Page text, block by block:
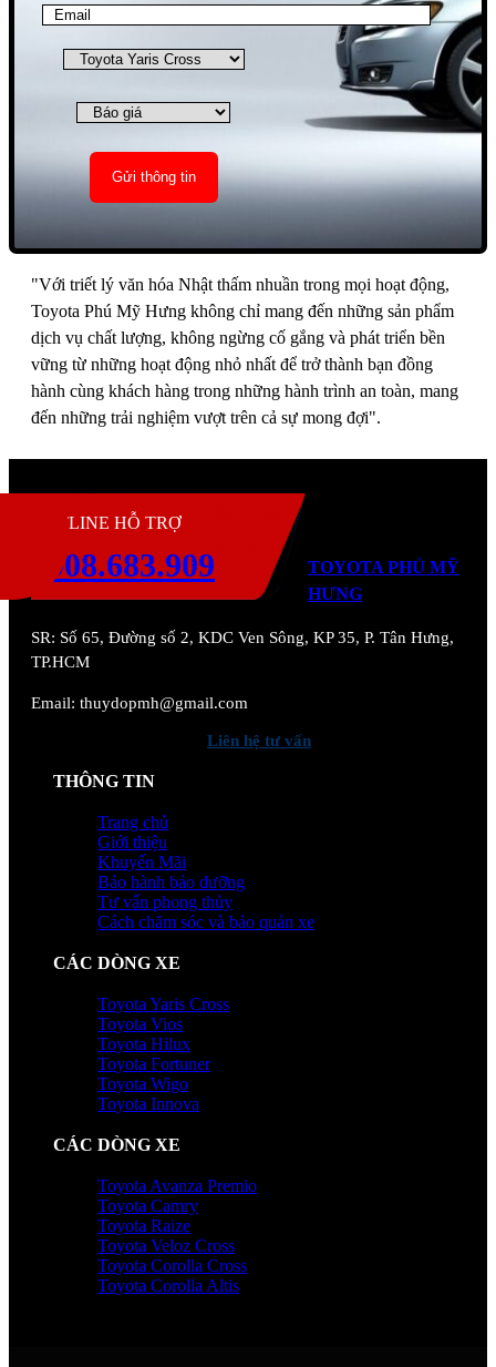
"Với triết lý văn hóa Nhật thấm nhuần trong mọi hoạt động,
Toyota Phú Mỹ Hưng không chỉ mang đến những sản phẩm
dịch vụ chất lượng, không ngừng cố gắng và phát triển bền
vững từ những hoạt động nhỏ nhất để trở thành bạn đồng
hành cùng khách hàng trong những hành trình an toàn, mang
đến những trải nghiệm vượt trên cả sự mong đợi".
HOTLINE HỖ TRỢ
0908.683.909
TOYOTA PHÚ MỸ
HƯNG
SR: Số 65, Đường số 2, KDC Ven Sông, KP 35, P. Tân Hưng,
TP.HCM
Email: thuydopmh@gmail.com
Liên hệ tư vấn
THÔNG TIN
Trang chủ
Giới thiệu
Khuyến Mãi
Bảo hành bảo dưỡng
Tư vấn phong thủy
Cách chăm sóc và bảo quản xe
CÁC DÒNG XE
Toyota Yaris Cross
Toyota Vios
Toyota Hilux
Toyota Fortuner
Toyota Wigo
Toyota Innova
CÁC DÒNG XE
Toyota Avanza Premio
Toyota Camry
Toyota Raize
Toyota Veloz Cross
Toyota Corolla Cross
Toyota Corolla Altis